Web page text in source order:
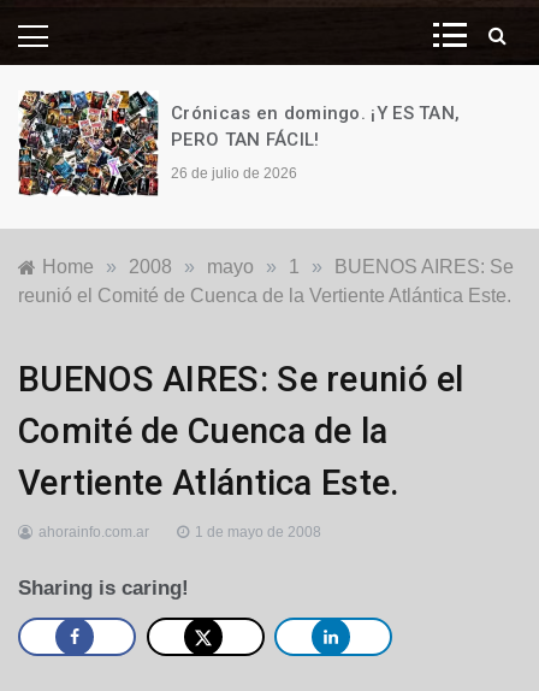
Crónicas en domingo. ¡Y ES TAN,
PERO TAN FÁCIL!
26 de julio de 2026
Home » 2008 » mayo » 1 »
BUENOS AIRES: Se
reunió el Comité de Cuenca de la Vertiente Atlántica Este.
Locales
BUENOS AIRES: Se reunió el
Comité de Cuenca de la
Vertiente Atlántica Este.
ahorainfo.com.ar 1 de mayo de 2008
Sharing is caring!